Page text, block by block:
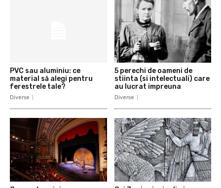
PVC sau aluminiu: ce
material să alegi pentru
ferestrele tale?
Diverse
5 perechi de oameni de
stiinta (si intelectuali) care
au lucrat impreuna
Diverse